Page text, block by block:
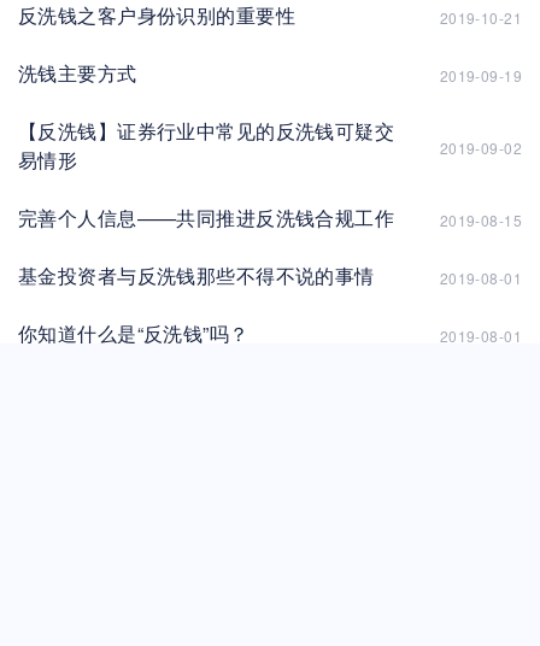
反洗钱之客户身份识别的重要性 2019-10-21
洗钱主要方式 2019-09-19
【反洗钱】证券行业中常见的反洗钱可疑交
易情形
2019-09-02
完善个人信息——共同推进反洗钱合规工作 2019-08-15
基金投资者与反洗钱那些不得不说的事情 2019-08-01
你知道什么是“反洗钱”吗？ 2019-08-01